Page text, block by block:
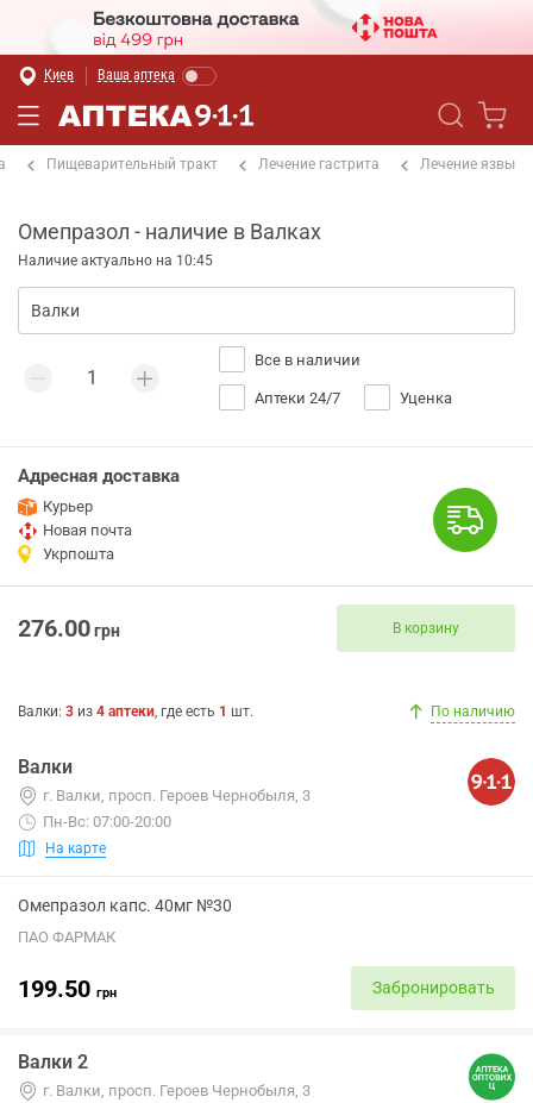
Киев Ваша аптека
Пищеварительный тракт Лечение гастрита Лечение язвы
Омепразол - наличие в Валках
Наличие актуально на 10:45
Все в наличии
Аптеки 24/7 Уценка
Адресная доставка
Курьер
Новая почта
Укрпошта
276.00грн В корзину
Валки: 3 из 4 аптеки, где есть 1 шт. По наличию
Валки
г. Валки, просп. Героев Чернобыля, 3
Пн-Вс: 07:00-20:00
На карте
Омепразол капс. 40мг №30
ПАО ФАРМАК
199.50 грн Забронировать
Валки 2
г. Валки, просп. Героев Чернобыля, 3